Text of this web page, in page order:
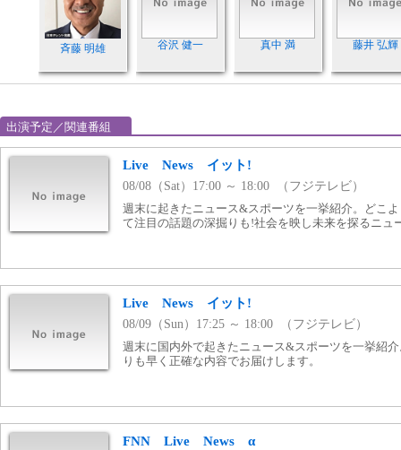
斉藤 明雄 谷沢 健一 真中 満 藤井 弘輝
出演予定／関連番組
Live News イット!
08/08（Sat）17:00 ～ 18:00 （フジテレビ）
週末に起きたニュース&スポーツを一挙紹介。どこ
て注目の話題の深掘りも!社会を映し未来を探るニュ
Live News イット!
08/09（Sun）17:25 ～ 18:00 （フジテレビ）
週末に国内外で起きたニュース&スポーツを一挙紹
りも早く正確な内容でお届けします。
FNN Live News α